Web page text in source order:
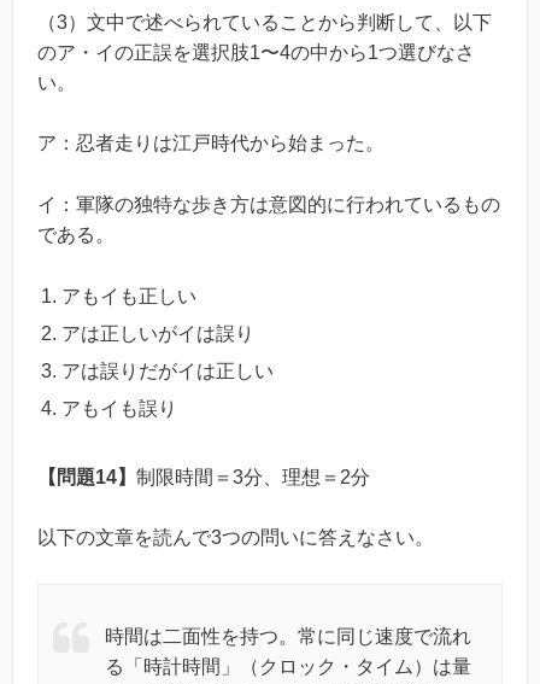
（3）文中で述べられていることから判断して、以下
のア・イの正誤を選択肢1〜4の中から1つ選びなさ
い。
ア：忍者走りは江戸時代から始まった。
イ：軍隊の独特な歩き方は意図的に行われているもの
である。
アもイも正しい
アは正しいがイは誤り
アは誤りだがイは正しい
アもイも誤り
【問題14】 制限時間＝3分、理想＝2分
以下の文章を読んで3つの問いに答えなさい。
時間は二面性を持つ。常に同じ速度で流れ
る「時計時間」（クロック・タイム）は量